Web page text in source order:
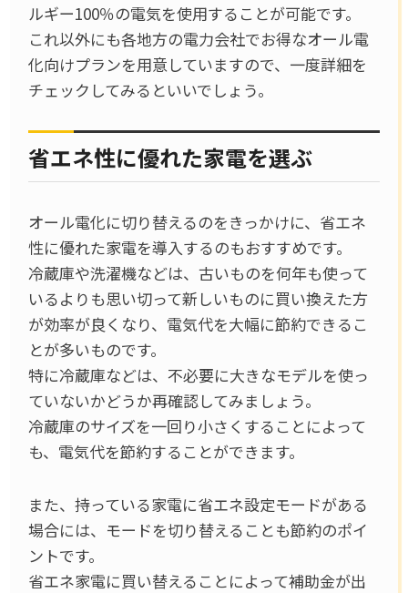
ルギー100％の電気を使用することが可能です。
これ以外にも各地方の電力会社でお得なオール電
化向けプランを用意していますので、一度詳細を
チェックしてみるといいでしょう。
省エネ性に優れた家電を選ぶ
オール電化に切り替えるのをきっかけに、省エネ
性に優れた家電を導入するのもおすすめです。
冷蔵庫や洗濯機などは、古いものを何年も使って
いるよりも思い切って新しいものに買い換えた方
が効率が良くなり、電気代を大幅に節約できるこ
とが多いものです。
特に冷蔵庫などは、不必要に大きなモデルを使っ
ていないかどうか再確認してみましょう。
冷蔵庫のサイズを一回り小さくすることによって
も、電気代を節約することができます。
また、持っている家電に省エネ設定モードがある
場合には、モードを切り替えることも節約のポイ
ントです。
省エネ家電に買い替えることによって補助金が出